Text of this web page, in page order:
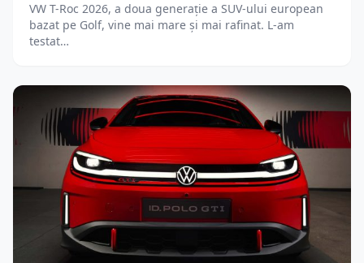
VW T-Roc 2026, a doua generație a SUV-ului european
bazat pe Golf, vine mai mare și mai rafinat. L-am
testat…